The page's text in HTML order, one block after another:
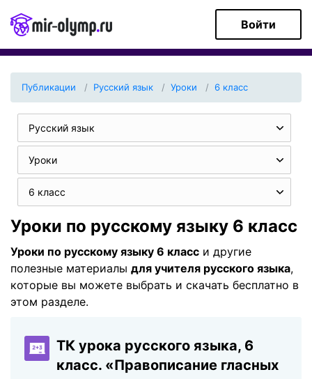
Войти
Публикации Русский язык Уроки 6 класс
Русский язык
Уроки
6 класс
Уроки по русскому языку 6 класс
Уроки по русскому языку 6 класс и другие
полезные материалы для учителя русского языка,
которые вы можете выбрать и скачать бесплатно в
этом разделе.
ТК урока русского языка, 6
класс. «Правописание гласных